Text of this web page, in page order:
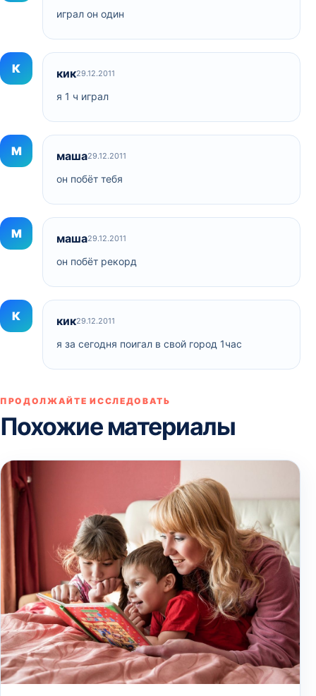
играл он один
К кик29.12.2011
я 1 ч играл
М маша29.12.2011
он побёт тебя
М маша29.12.2011
он побёт рекорд
К кик29.12.2011
я за сегодня поигал в свой город 1час
ПРОДОЛЖАЙТЕ ИССЛЕДОВАТЬ
Похожие материалы